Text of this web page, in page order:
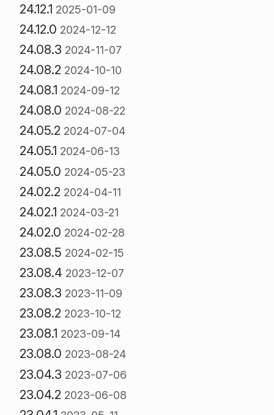
24.12.1 2025-01-09
24.12.0 2024-12-12
24.08.3 2024-11-07
24.08.2 2024-10-10
24.08.1 2024-09-12
24.08.0 2024-08-22
24.05.2 2024-07-04
24.05.1 2024-06-13
24.05.0 2024-05-23
24.02.2 2024-04-11
24.02.1 2024-03-21
24.02.0 2024-02-28
23.08.5 2024-02-15
23.08.4 2023-12-07
23.08.3 2023-11-09
23.08.2 2023-10-12
23.08.1 2023-09-14
23.08.0 2023-08-24
23.04.3 2023-07-06
23.04.2 2023-06-08